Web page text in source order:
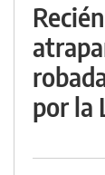
por la